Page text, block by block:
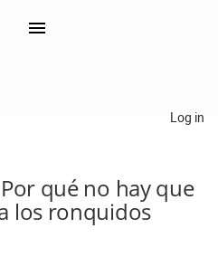
Log in
qué no hay que
los ronquidos